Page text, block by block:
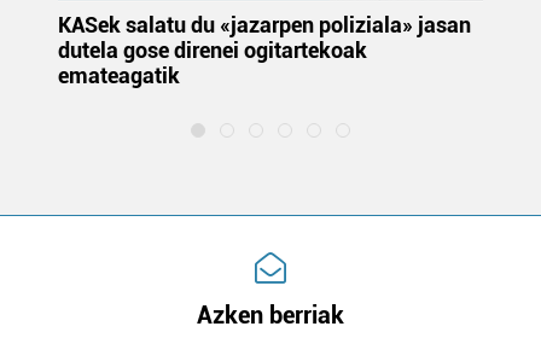
KASek salatu du «jazarpen poliziala» jasan
dutela gose direnei ogitartekoak
emateagatik
Azken berriak